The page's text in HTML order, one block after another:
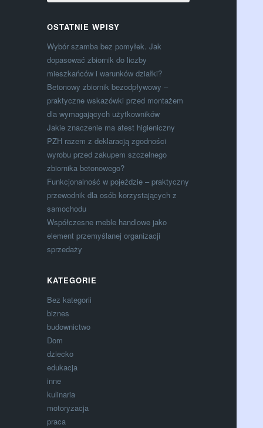
OSTATNIE WPISY
Wybór szamba bez pomyłek. Jak
dopasować zbiornik do liczby
mieszkańców i warunków działki?
Betonowy zbiornik bezodpływowy –
praktyczne wskazówki przed montażem
dla wymagających użytkowników
Jakie znaczenie ma atest higieniczny
PZH razem z deklaracją zgodności
wyrobu przed zakupem szczelnego
zbiornika betonowego?
Funkcjonalność w pojeździe – praktyczny
przewodnik dla osób korzystających z
samochodu
Współczesne meble handlowe jako
element przemyślanej organizacji
sprzedaży
KATEGORIE
Bez kategorii
biznes
budownictwo
Dom
dziecko
edukacja
inne
kulinaria
motoryzacja
praca